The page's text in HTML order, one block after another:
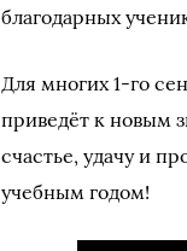
благодарных
Для многих 1-го
приведёт к новым
счастье, удачу и
учебным годом!